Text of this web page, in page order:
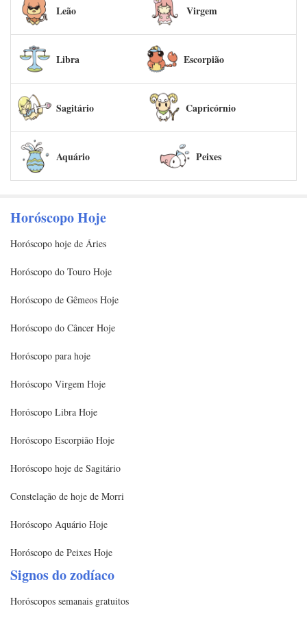
Leão Virgem
Libra Escorpião
Sagitário Capricórnio
Aquário Peixes
Horóscopo Hoje
Horóscopo hoje de Áries
Horóscopo do Touro Hoje
Horóscopo de Gêmeos Hoje
Horóscopo do Câncer Hoje
Horóscopo para hoje
Horóscopo Virgem Hoje
Horóscopo Libra Hoje
Horóscopo Escorpião Hoje
Horóscopo hoje de Sagitário
Constelação de hoje de Morri
Horóscopo Aquário Hoje
Horóscopo de Peixes Hoje
Signos do zodíaco
Horóscopos semanais gratuitos